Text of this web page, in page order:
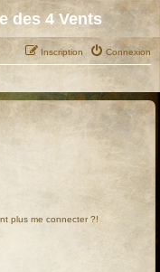
des 4 Vents
Connexion
Inscription
plus me connecter ?!